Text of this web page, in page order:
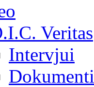
Veritas
Intervjui
Dokumenti